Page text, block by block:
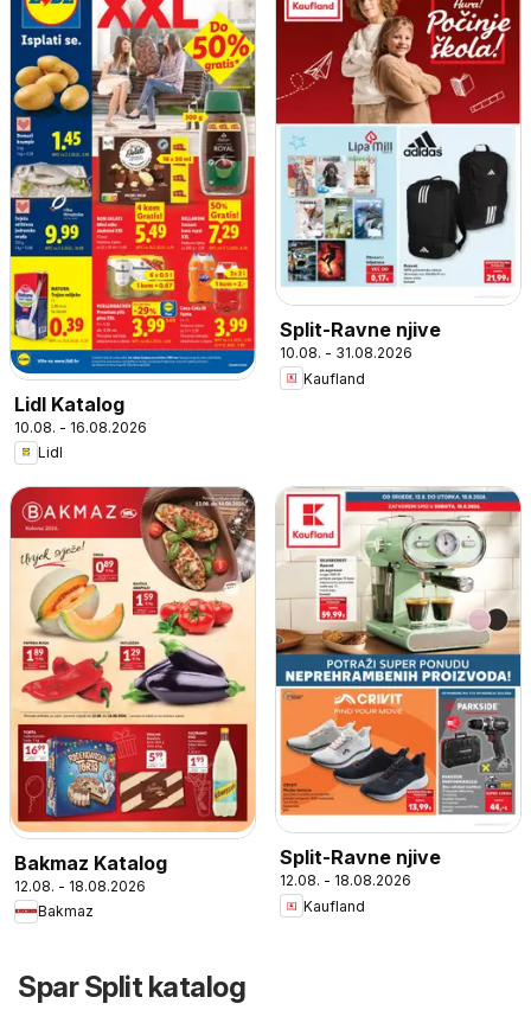
Lidl Katalog
10.08. - 16.08.2026
Lidl
Split-Ravne njive
10.08. - 31.08.2026
Kaufland
Bakmaz Katalog
12.08. - 18.08.2026
Bakmaz
Split-Ravne njive
12.08. - 18.08.2026
Kaufland
Spar Split katalog